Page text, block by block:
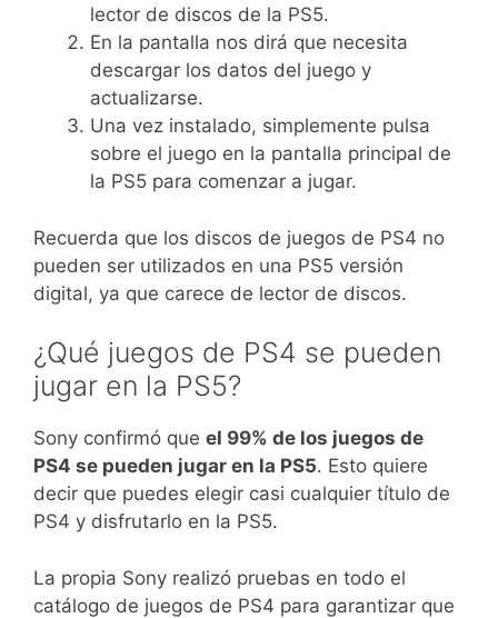
lector de discos de la PS5.
En la pantalla nos dirá que necesita
descargar los datos del juego y
actualizarse.
Una vez instalado, simplemente pulsa
sobre el juego en la pantalla principal de
la PS5 para comenzar a jugar.
Recuerda que los discos de juegos de PS4 no
pueden ser utilizados en una PS5 versión
digital, ya que carece de lector de discos.
¿Qué juegos de PS4 se pueden
jugar en la PS5?
Sony confirmó que el 99% de los juegos de
PS4 se pueden jugar en la PS5. Esto quiere
decir que puedes elegir casi cualquier título de
PS4 y disfrutarlo en la PS5.
La propia Sony realizó pruebas en todo el
catálogo de juegos de PS4 para garantizar que